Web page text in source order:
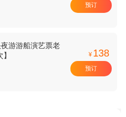
预订
游游船演艺票老
¥ 138
预订